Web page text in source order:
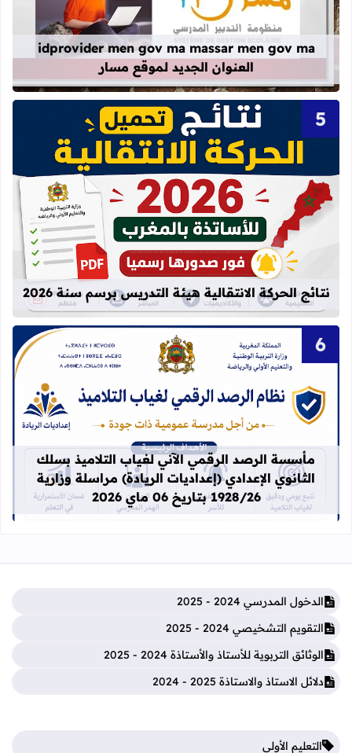
قراءة المزيد عن idprovider men gov ma massar men gov ma العنوان الجديد لموقع مسار
idprovider men gov ma massar men gov ma
العنوان الجديد لموقع مسار
قراءة المزيد عن نتائج الحركة
نتائج الحركة الانتقالية هيئة التدريس برسم سنة 2026
قراءة المزيد عن مأسسة الرصد الرقمي الآني
مأسسة الرصد الرقمي الآني لغياب التلاميذ بسلك
الثانوي الإعدادي (إعداديات الريادة) مراسلة وزارية
1928/26 بتاريخ 06 ماي 2026
الدخول المدرسي 2024 - 2025
التقويم التشخيصي 2024 - 2025
الوثائق التربوية للأستاذ والأستاذة 2024 - 2025
دلائل الاستاذ والاستاذة 2025 - 2024
التعليم الأولي